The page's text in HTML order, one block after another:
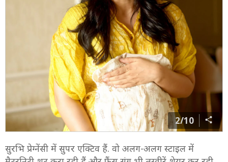
2/10
सुरभि प्रेग्नेंसी में सुपर एक्टिव हैं. वो अलग-अलग स्टाइल में